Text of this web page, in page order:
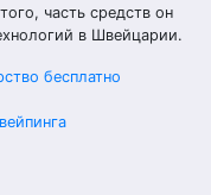
часть средств он
в Швейцарии.
бесплатно